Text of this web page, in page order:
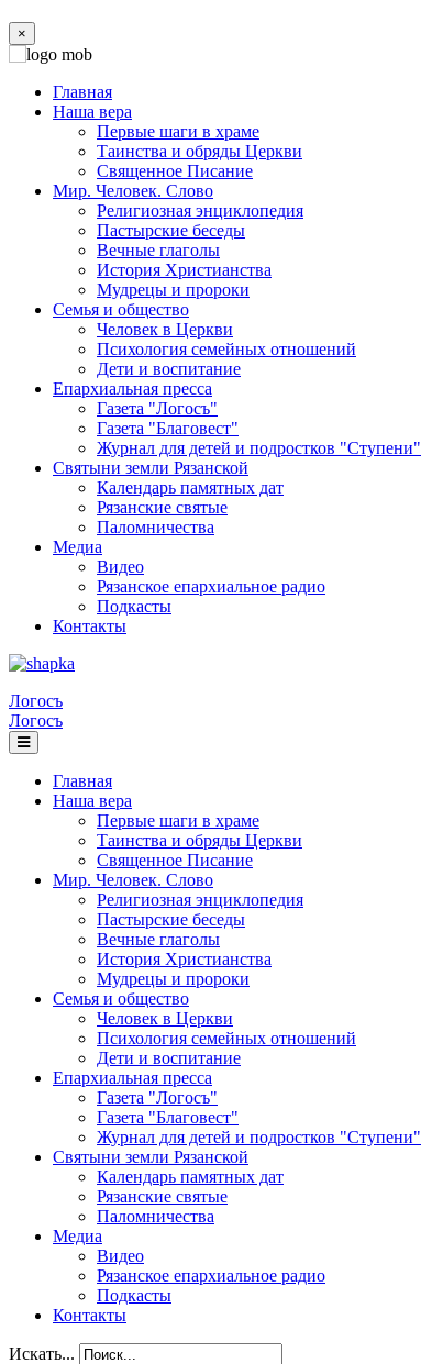
×
Главная
Наша вера
Первые шаги в храме
Таинства и обряды Церкви
Священное Писание
Мир. Человек. Слово
Религиозная энциклопедия
Пастырские беседы
Вечные глаголы
История Христианства
Мудрецы и пророки
Семья и общество
Человек в Церкви
Психология семейных отношений
Дети и воспитание
Епархиальная пресса
Газета "Логосъ"
Газета "Благовест"
Журнал для детей и подростков "Ступени"
Святыни земли Рязанской
Календарь памятных дат
Рязанские святые
Паломничества
Медиа
Видео
Рязанское епархиальное радио
Подкасты
Контакты
Логосъ
Логосъ
Главная
Наша вера
Первые шаги в храме
Таинства и обряды Церкви
Священное Писание
Мир. Человек. Слово
Религиозная энциклопедия
Пастырские беседы
Вечные глаголы
История Христианства
Мудрецы и пророки
Семья и общество
Человек в Церкви
Психология семейных отношений
Дети и воспитание
Епархиальная пресса
Газета "Логосъ"
Газета "Благовест"
Журнал для детей и подростков "Ступени"
Святыни земли Рязанской
Календарь памятных дат
Рязанские святые
Паломничества
Медиа
Видео
Рязанское епархиальное радио
Подкасты
Контакты
Искать...